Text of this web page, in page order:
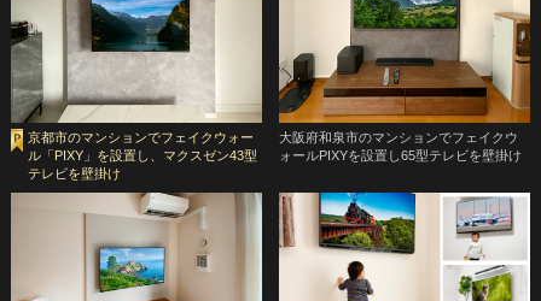
京都市のマンションでフェイクウォー
ル「PIXY」を設置し、マクスゼン43型
テレビを壁掛け
大阪府和泉市のマンションでフェイクウ
ォールPIXYを設置し65型テレビを壁掛け